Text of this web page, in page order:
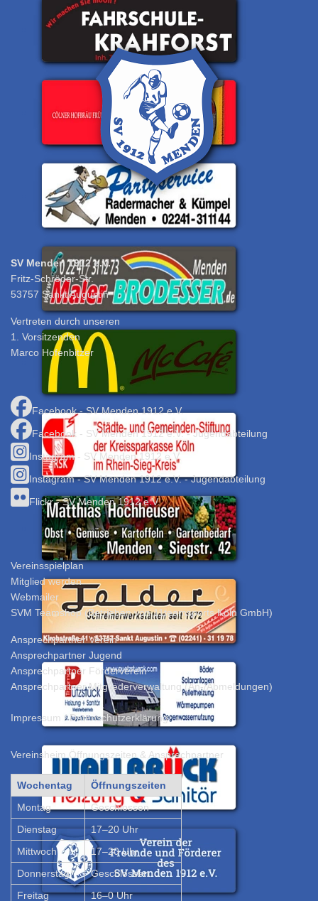
SV Menden 1912 e.V.
Fritz-Schröder-Str.
53757 Sankt Augustin
Vertreten durch unseren
1. Vorsitzenden
Marco Hofenbitzer
Facebook - SV Menden 1912 e.V.
Facebook - SV Menden 1912 e.V. - Jugendabteilung
Instagram - SV Menden 1912 e.V.
Instagram - SV Menden 1912 e.V. - Jugendabteilung
Flickr - SV Menden 1912 e.V.
Vereinsspielplan
Mitglied werden
Webmailer
SVM Teamshop (Betrieben von 11teamsports Köln GmbH)
Ansprechpartner Verein
Ansprechpartner Jugend
Ansprechpartner Förderverein
Ansprechpartner Mitgliederverwaltung (An-/Abmeldungen)
Impressum /Datenschutzerklärung
Vereinsheim Öffnungszeiten & Ansprechpartner
Wochentag
Öffnungszeiten
Montag
Geschlossen
Dienstag
17–20 Uhr
Mittwoch
17–20 Uhr
Donnerstag
Geschlossen
Freitag
16–0 Uhr